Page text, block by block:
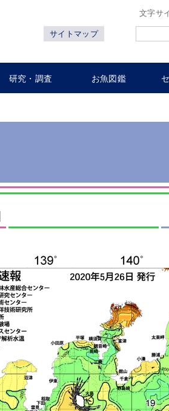
文字サ
サイトマップ
研究・調査 お魚図鑑